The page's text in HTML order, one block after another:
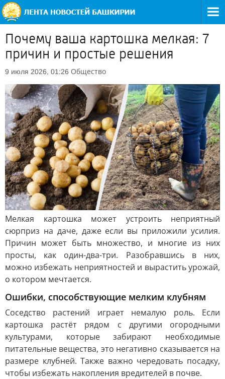
Почему ваша картошка мелкая: 7
причин и простые решения
9 июля 2026, 01:26 Общество
Мелкая картошка может устроить неприятный
сюрприз на даче, даже если вы приложили усилия.
Причин может быть множество, и многие из них
просты, как один-два-три. Разобравшись в них,
можно избежать неприятностей и вырастить урожай,
о котором мечтается.
Ошибки, способствующие мелким клубням
Соседство растений играет немалую роль. Если
картошка растёт рядом с другими огородными
культурами, которые забирают необходимые
питательные вещества, это негативно сказывается на
размере клубней. Также важно чередовать посадку,
чтобы избежать накопления вредителей в почве.